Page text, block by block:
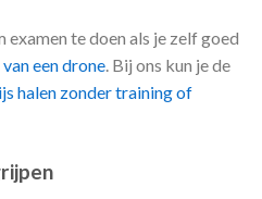
examen te doen als je zelf goed
een drone . Bij ons kun je de
halen zonder training of